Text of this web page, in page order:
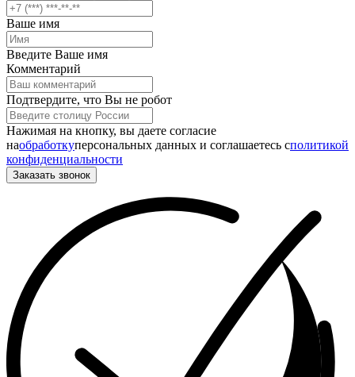
Ваше имя
Введите Ваше имя
Комментарий
Подтвердите, что Вы не робот
Нажимая на кнопку, вы даете согласие
наобработкуперсональных данных и соглашаетесь cполитикой
конфиденциальности
Заказать звонок